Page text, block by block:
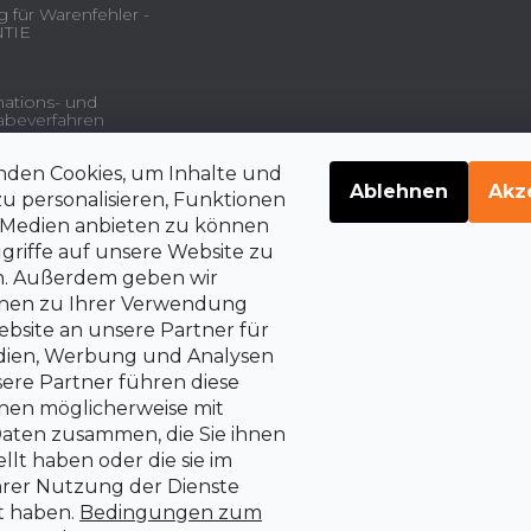
Cookies, um Inhalte und
personalisieren, Funktionen
anbieten zu können
auf unsere Website zu
Außerdem geben wir
zu Ihrer Verwendung
an unsere Partner für
Werbung und Analysen
Partner führen diese
möglicherweise mit
zusammen, die Sie ihnen
haben oder die sie im
Nutzung der Dienste
haben. Bedingungen zum
Ablehnen
für Warenfehler -
und
und
über die
auf Vertragsrücktritt